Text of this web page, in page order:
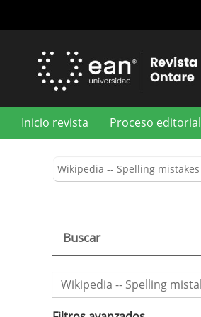
principal
Inicio revista Proceso editorial
Buscar
Buscar
artículos
por